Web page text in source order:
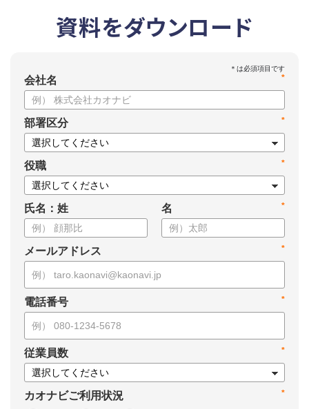
資料をダウンロード
*
会社名
*
部署区分
*
役職
氏名：姓 *
名
*
メールアドレス
*
電話番号
*
従業員数
*
カオナビご利用状況